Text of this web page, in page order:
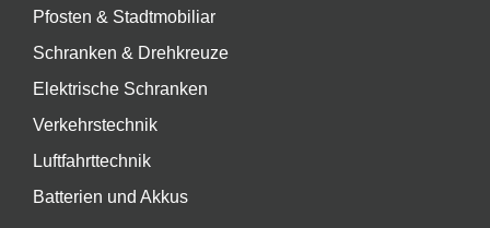
Pfosten & Stadtmobiliar
Schranken & Drehkreuze
Elektrische Schranken
Verkehrstechnik
Luftfahrttechnik
Batterien und Akkus